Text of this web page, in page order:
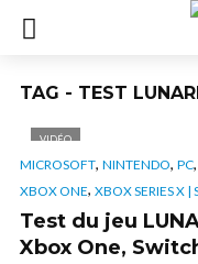
TAG - TEST
VIDÉO
MICROSOFT, NINTENDO, PC,
XBOX ONE, XBOX SERIES X |
Test du jeu
Xbox One,